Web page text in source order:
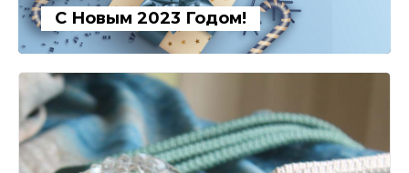
С Новым 2023 Годом!